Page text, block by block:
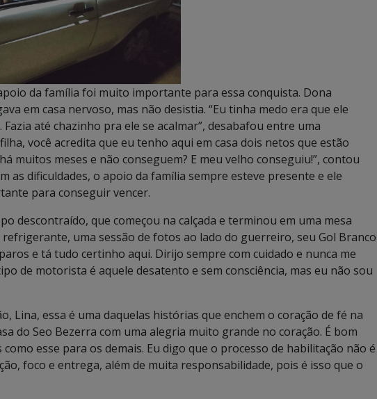
da família foi muito importante para essa conquista. Dona
em casa nervoso, mas não desistia. “Eu tinha medo era que ele
até chazinho pra ele se acalmar”, desabafou entre uma
você acredita que eu tenho aqui em casa dois netos que estão
muitos meses e não conseguem? E meu velho conseguiu!”, contou
as dificuldades, o apoio da família sempre esteve presente e ele
para conseguir vencer.
descontraído, que começou na calçada e terminou em uma mesa
uma sessão de fotos ao lado do guerreiro, seu Gol Branco
e tá tudo certinho aqui. Dirijo sempre com cuidado e nunca me
de motorista é aquele desatento e sem consciência, mas eu não sou
Lina, essa é uma daquelas histórias que enchem o coração de fé na
do Seo Bezerra com uma alegria muito grande no coração. É bom
esse para os demais. Eu digo que o processo de habilitação não é
foco e entrega, além de muita responsabilidade, pois é isso que o